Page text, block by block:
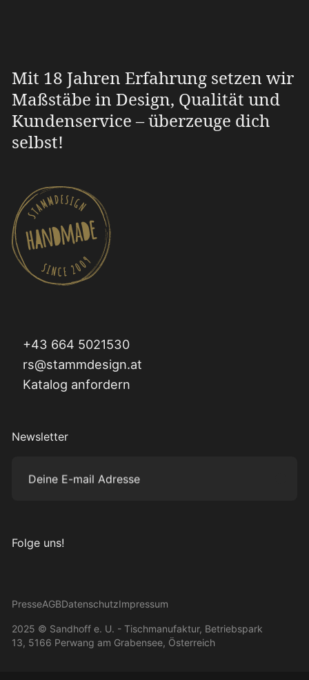
Mit 18 Jahren Erfahrung setzen wir
Maßstäbe in Design, Qualität und
Kundenservice – überzeuge dich
selbst!
+43 664 5021530
rs@stammdesign.at
Katalog anfordern
Newsletter
Deine E-mail Adresse
Folge uns!
PresseAGBDatenschutzImpressum
2025 © Sandhoff e. U. - Tischmanufaktur, Betriebspark
13, 5166 Perwang am Grabensee, Österreich